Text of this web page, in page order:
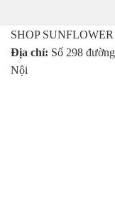
SHOP SUNFLOWER
Địa chỉ: Số 298
Nội